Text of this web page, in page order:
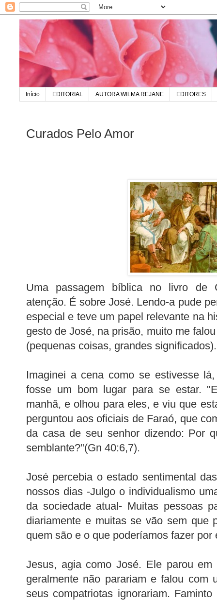
Início EDITORIAL AUTORA WILMA REJANE EDITORES
Curados Pelo Amor
Uma passagem bíblica no livro de
atenção. É sobre José. Lendo-a pude
especial e teve um papel relevante na
gesto de José, na prisão, muito me
(pequenas coisas, grandes significados).
Imaginei a cena como se estivesse
fosse um bom lugar para se estar.
manhã, e olhou para eles, e viu que
perguntou aos oficiais de Faraó, que
da casa de seu senhor dizendo: Por
semblante?"(Gn 40:6,7).
José percebia o estado sentimental
nossos dias -Julgo o individualismo
da sociedade atual- Muitas pessoas
diariamente e muitas se vão sem que
quem são e o que poderíamos fazer por
Jesus, agia como José. Ele parou
geralmente não parariam e falou com
seus compatriotas ignorariam.